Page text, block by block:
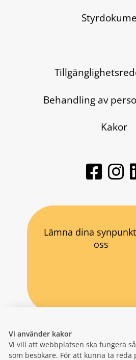
Vi använder kakor
Vi vill att webbplatsen ska fungera
som besökare. För att kunna ta reda
Behandling av
Kakor
Lämna dina
oss